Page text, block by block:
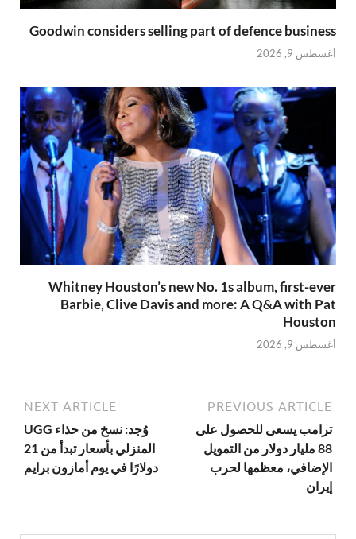
Goodwin considers selling part of defence business
أغسطس 9, 2026
Whitney Houston’s new No. 1s album, first-ever
Barbie, Clive Davis and more: A Q&A with Pat
Houston
أغسطس 9, 2026
PREVIOUS ARTICLE
ترامب يسعى للحصول على
88 مليار دولار من التمويل
الإضافي، معظمها لحرب
إيران
NEXT ARTICLE
وُجد: نسخ من حذاء UGG
المنزلي بأسعار تبدأ من 21
دولارًا في يوم أمازون برايم